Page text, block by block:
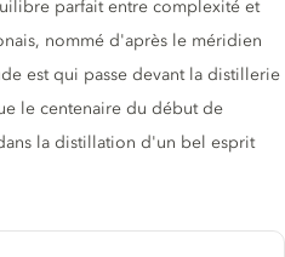
parfait entre complexité et
nommé d'après le méridien
est qui passe devant la distillerie
le centenaire du début de
la distillation d'un bel esprit